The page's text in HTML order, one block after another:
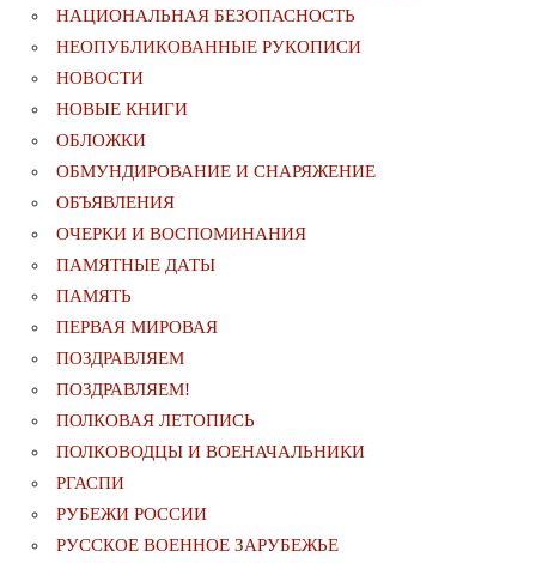
НАЦИОНАЛЬНАЯ БЕЗОПАСНОСТЬ
НЕОПУБЛИКОВАННЫЕ РУКОПИСИ
НОВОСТИ
НОВЫЕ КНИГИ
ОБЛОЖКИ
ОБМУНДИРОВАНИЕ И СНАРЯЖЕНИЕ
ОБЪЯВЛЕНИЯ
ОЧЕРКИ И ВОСПОМИНАНИЯ
ПАМЯТНЫЕ ДАТЫ
ПАМЯТЬ
ПЕРВАЯ МИРОВАЯ
ПОЗДРАВЛЯЕМ
ПОЗДРАВЛЯЕМ!
ПОЛКОВАЯ ЛЕТОПИСЬ
ПОЛКОВОДЦЫ И ВОЕНАЧАЛЬНИКИ
РГАСПИ
РУБЕЖИ РОССИИ
РУССКОЕ ВОЕННОЕ ЗАРУБЕЖЬЕ